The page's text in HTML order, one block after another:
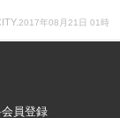
2017年08月21日 01時
員登録